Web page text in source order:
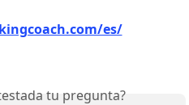
es/
tu pregunta?